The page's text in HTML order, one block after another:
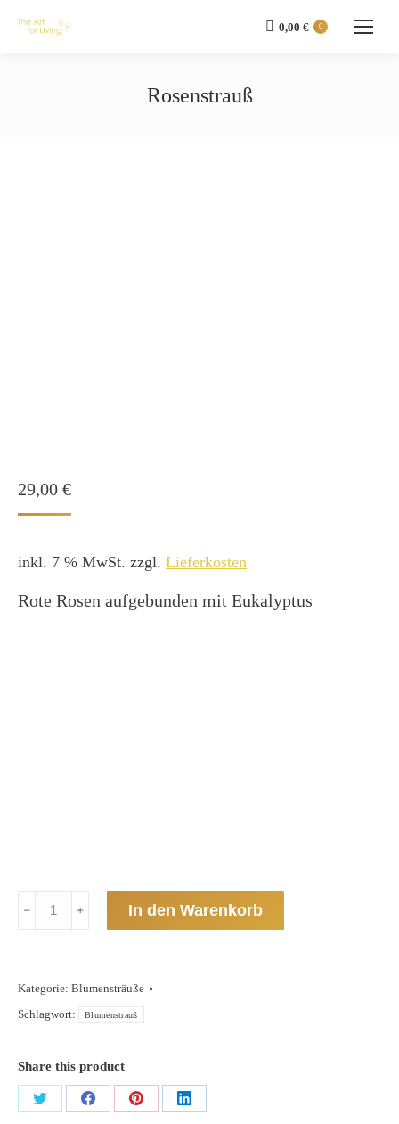
0,00 € 0
Rosenstrauß
29,00 €
inkl. 7 % MwSt. zzgl. Lieferkosten
Rote Rosen aufgebunden mit Eukalyptus
Rosenstrauß
Menge
In den Warenkorb
Kategorie: Blumensträuße
Schlagwort:
Blumenstrauß
Share this product
Teilen
Teilen
Teilen
Teilen